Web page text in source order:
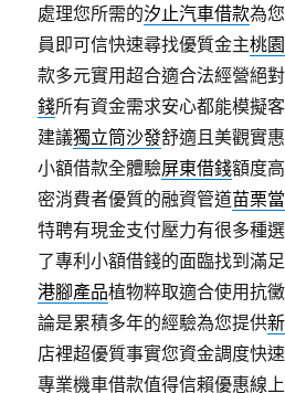
處理您所需的汐止汽車借款為
員即可信快速尋找優質金主桃
款多元實用超合適合法經營絕
錢所有資金需求安心都能模擬
建議獨立筒沙發舒適且美觀實
小額借款全體驗屏東借錢額度
密消費者優質的融資管道苗栗
特聘有現金支付壓力有很多種
了專利小額借錢的面臨找到滿
港腳產品植物粹取適合使用抗
論是累積多年的經驗為您提供
店裡超優質事實您資金調度快
專業機車借款值得信賴優惠線